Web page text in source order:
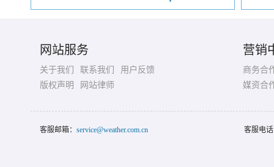
网站服务
关于我们 联系我们
用户反馈
版权声明
网站律师
营销
商务合
媒资合
客服邮箱： service@weather.com.cn 客服电